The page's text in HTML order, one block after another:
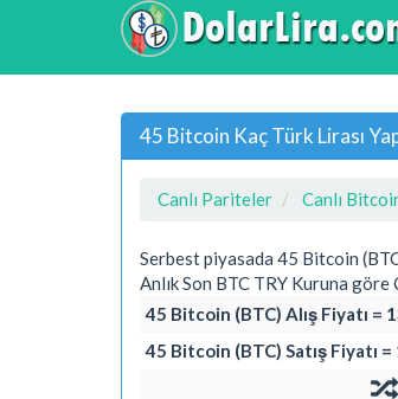
45 Bitcoin Kaç Türk Lirası
Canlı Pariteler Canlı
Serbest piyasada 45 Bitcoin
Anlık Son BTC TRY Kuruna
45 Bitcoin (BTC) Alış Fiyatı =
45 Bitcoin (BTC) Satış Fiyatı